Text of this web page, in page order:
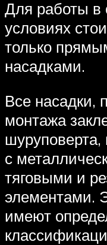
Для работы в
условиях
только
насадками.
Все насадки,
монтажа
шуруповерта,
с
тяговыми и
элементами.
имеют